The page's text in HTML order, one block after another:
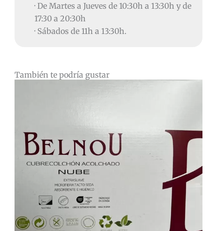
· De Martes a Jueves de 10:30h a 13:30h y de
17:30 a 20:30h
· Sábados de 11h a 13:30h.
También te podría gustar
48,90€